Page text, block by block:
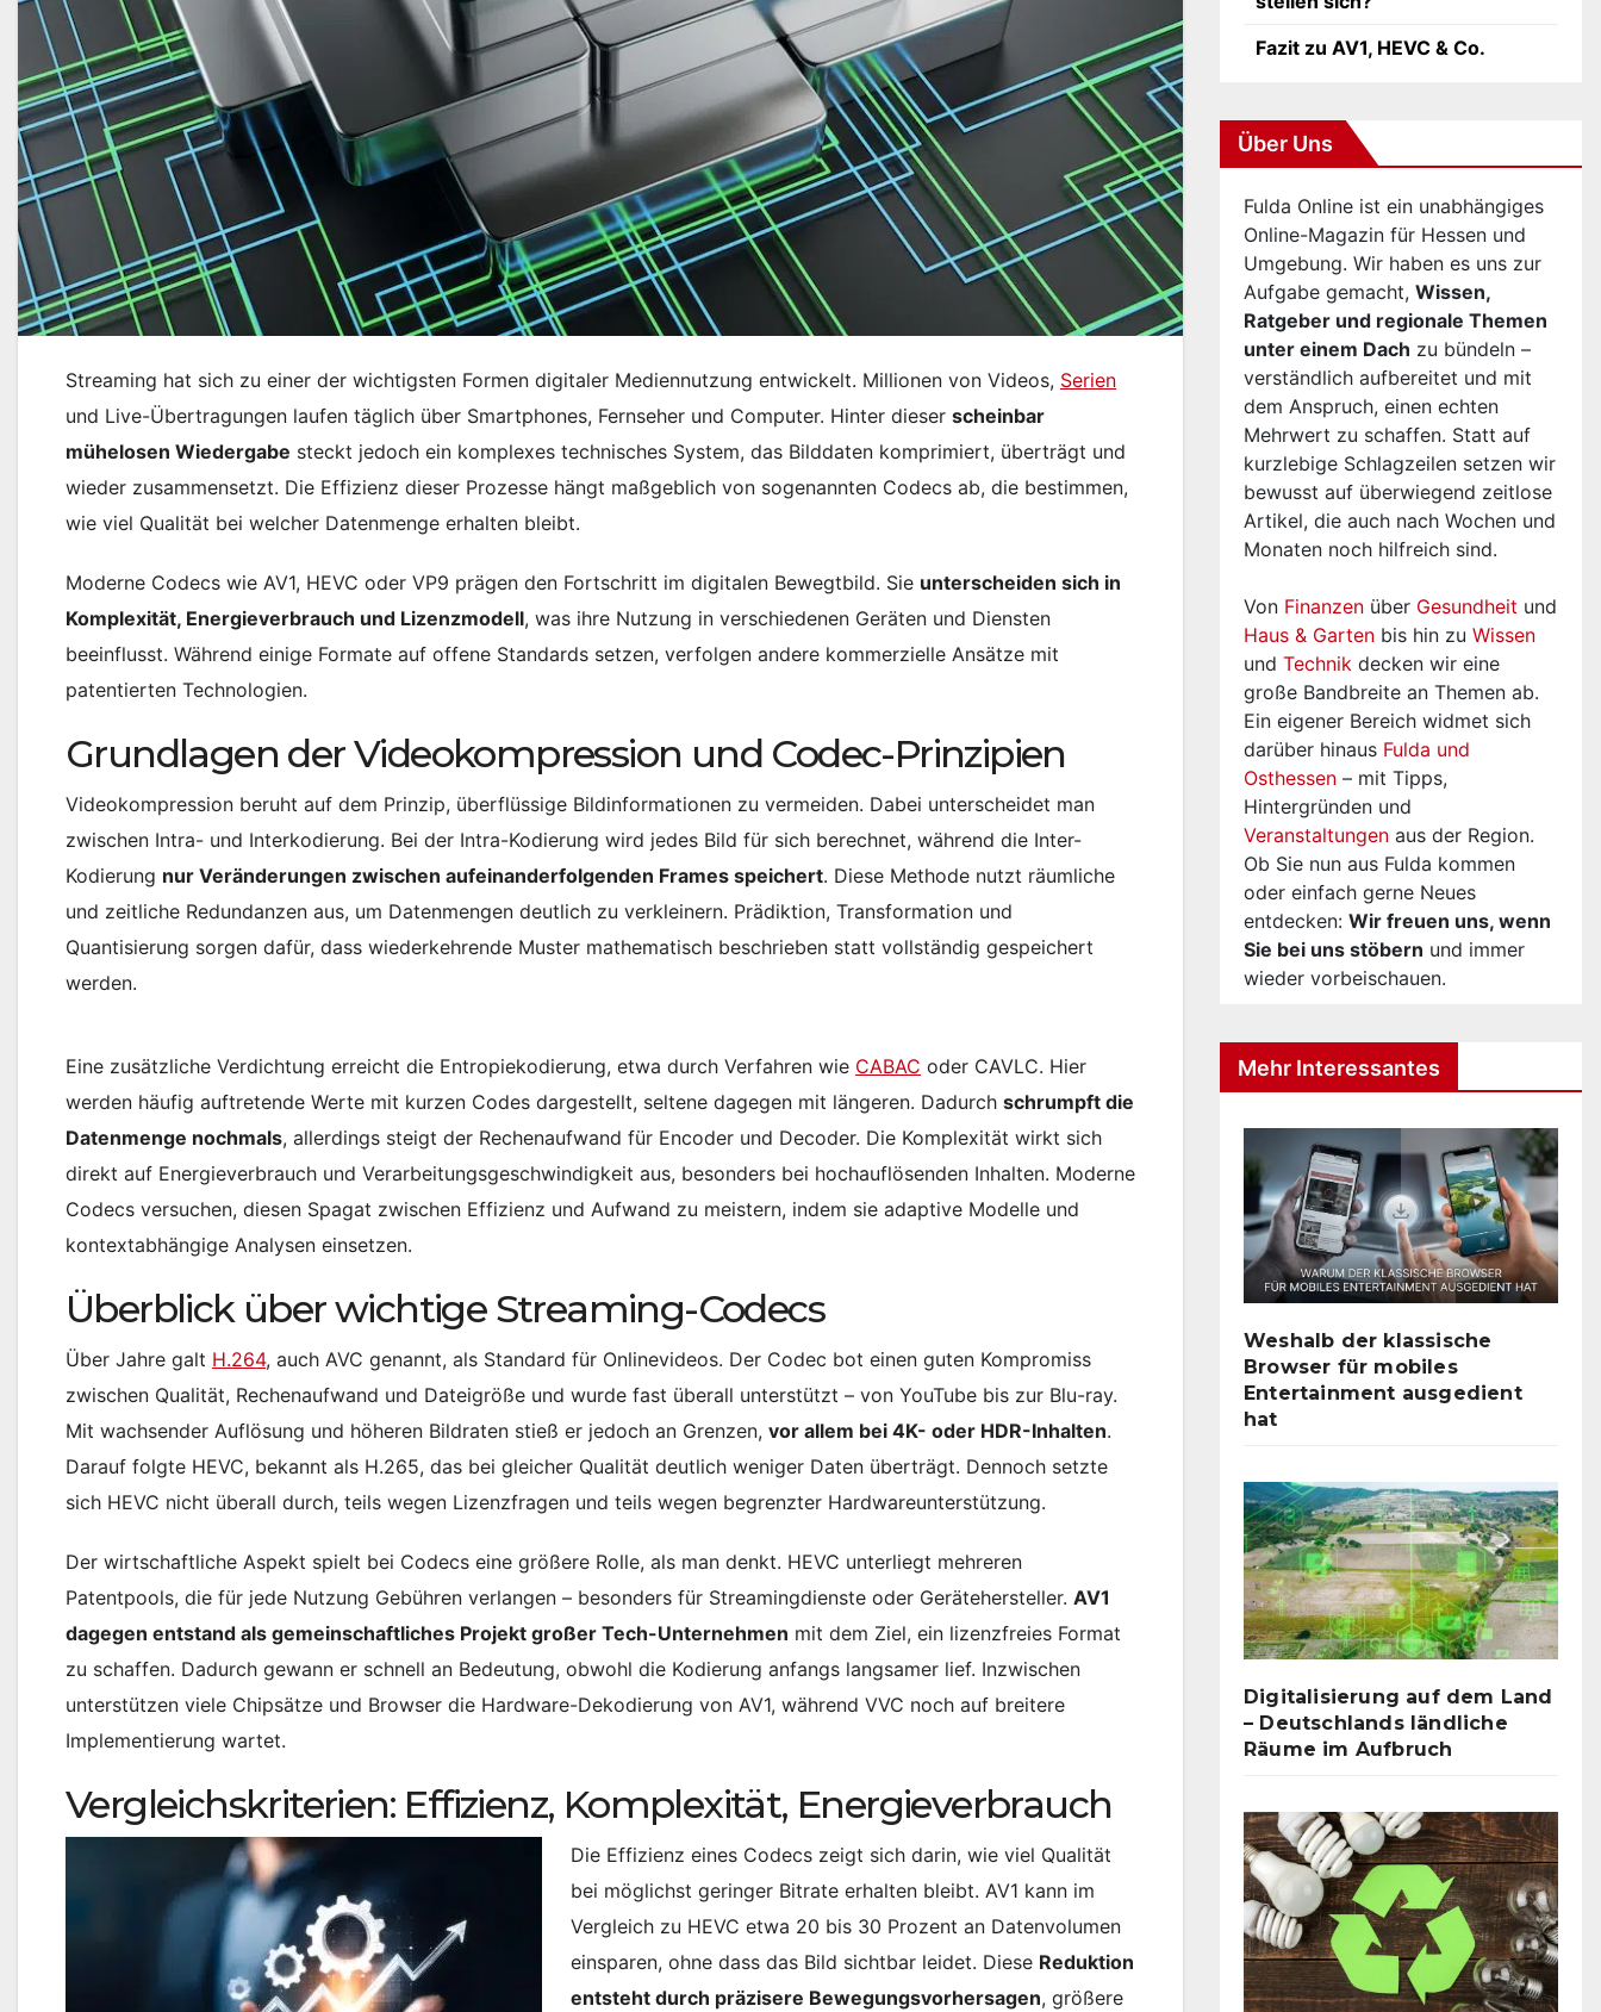
Streaming hat sich zu einer der wichtigsten Formen digitaler Mediennutzung entwickelt. Millionen von Videos, Serien
und Live-Übertragungen laufen täglich über Smartphones, Fernseher und Computer. Hinter dieser scheinbar
mühelosen Wiedergabe steckt jedoch ein komplexes technisches System, das Bilddaten komprimiert, überträgt und
wieder zusammensetzt. Die Effizienz dieser Prozesse hängt maßgeblich von sogenannten Codecs ab, die bestimmen,
wie viel Qualität bei welcher Datenmenge erhalten bleibt.
Moderne Codecs wie AV1, HEVC oder VP9 prägen den Fortschritt im digitalen Bewegtbild. Sie unterscheiden sich in
Komplexität, Energieverbrauch und Lizenzmodell, was ihre Nutzung in verschiedenen Geräten und Diensten
beeinflusst. Während einige Formate auf offene Standards setzen, verfolgen andere kommerzielle Ansätze mit
patentierten Technologien.
Grundlagen der Videokompression und Codec-Prinzipien
Videokompression beruht auf dem Prinzip, überflüssige Bildinformationen zu vermeiden. Dabei unterscheidet man
zwischen Intra- und Interkodierung. Bei der Intra-Kodierung wird jedes Bild für sich berechnet, während die Inter-
Kodierung nur Veränderungen zwischen aufeinanderfolgenden Frames speichert. Diese Methode nutzt räumliche
und zeitliche Redundanzen aus, um Datenmengen deutlich zu verkleinern. Prädiktion, Transformation und
Quantisierung sorgen dafür, dass wiederkehrende Muster mathematisch beschrieben statt vollständig gespeichert
werden.
Eine zusätzliche Verdichtung erreicht die Entropiekodierung, etwa durch Verfahren wie CABAC oder CAVLC. Hier
werden häufig auftretende Werte mit kurzen Codes dargestellt, seltene dagegen mit längeren. Dadurch schrumpft die
Datenmenge nochmals, allerdings steigt der Rechenaufwand für Encoder und Decoder. Die Komplexität wirkt sich
direkt auf Energieverbrauch und Verarbeitungsgeschwindigkeit aus, besonders bei hochauflösenden Inhalten. Moderne
Codecs versuchen, diesen Spagat zwischen Effizienz und Aufwand zu meistern, indem sie adaptive Modelle und
kontextabhängige Analysen einsetzen.
Überblick über wichtige Streaming-Codecs
Über Jahre galt H.264, auch AVC genannt, als Standard für Onlinevideos. Der Codec bot einen guten Kompromiss
zwischen Qualität, Rechenaufwand und Dateigröße und wurde fast überall unterstützt – von YouTube bis zur Blu-ray.
Mit wachsender Auflösung und höheren Bildraten stieß er jedoch an Grenzen, vor allem bei 4K- oder HDR-Inhalten.
Darauf folgte HEVC, bekannt als H.265, das bei gleicher Qualität deutlich weniger Daten überträgt. Dennoch setzte
sich HEVC nicht überall durch, teils wegen Lizenzfragen und teils wegen begrenzter Hardwareunterstützung.
Der wirtschaftliche Aspekt spielt bei Codecs eine größere Rolle, als man denkt. HEVC unterliegt mehreren
Patentpools, die für jede Nutzung Gebühren verlangen – besonders für Streamingdienste oder Gerätehersteller. AV1
dagegen entstand als gemeinschaftliches Projekt großer Tech-Unternehmen mit dem Ziel, ein lizenzfreies Format
zu schaffen. Dadurch gewann er schnell an Bedeutung, obwohl die Kodierung anfangs langsamer lief. Inzwischen
unterstützen viele Chipsätze und Browser die Hardware-Dekodierung von AV1, während VVC noch auf breitere
Implementierung wartet.
Vergleichskriterien: Effizienz, Komplexität, Energieverbrauch
Die Effizienz eines Codecs zeigt sich darin, wie viel Qualität
bei möglichst geringer Bitrate erhalten bleibt. AV1 kann im
Vergleich zu HEVC etwa 20 bis 30 Prozent an Datenvolumen
einsparen, ohne dass das Bild sichtbar leidet. Diese Reduktion
entsteht durch präzisere Bewegungsvorhersagen, größere
Fazit zu AV1, HEVC & Co.
Über Uns
Fulda Online ist ein unabhängiges
Online-Magazin für Hessen und
Umgebung. Wir haben es uns zur
Aufgabe gemacht, Wissen,
Ratgeber und regionale Themen
unter einem Dach zu bündeln –
verständlich aufbereitet und mit
dem Anspruch, einen echten
Mehrwert zu schaffen. Statt auf
kurzlebige Schlagzeilen setzen wir
bewusst auf überwiegend zeitlose
Artikel, die auch nach Wochen und
Monaten noch hilfreich sind.
Von Finanzen über Gesundheit und
Haus & Garten bis hin zu Wissen
und Technik decken wir eine
große Bandbreite an Themen ab.
Ein eigener Bereich widmet sich
darüber hinaus Fulda und
Osthessen – mit Tipps,
Hintergründen und
Veranstaltungen aus der Region.
Ob Sie nun aus Fulda kommen
oder einfach gerne Neues
entdecken: Wir freuen uns, wenn
Sie bei uns stöbern und immer
wieder vorbeischauen.
Mehr Interessantes
Weshalb der klassische
Browser für mobiles
Entertainment ausgedient
hat
Digitalisierung auf dem Land
– Deutschlands ländliche
Räume im Aufbruch